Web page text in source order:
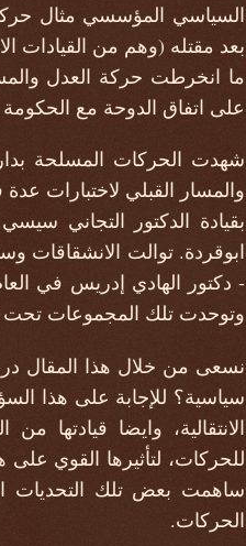
السياسي المؤسسي مثال حركة
على اتفاق الدوحة مع الحكومة
شهدت الحركات المسلحة
بقيادة الدكتور التجاني
ابوقردة. توالت الانشقاقات
وتوحدت تلك المجموعات تحت قيادة الطاهر
نسعى من خلال هذا المقال
سياسية؟ للإجابة على هذا
الانتقالية، وايضا قيادتها
للحركات، لتأثيرها القوي
ساهمت بعض تلك التحديات
الحركات.